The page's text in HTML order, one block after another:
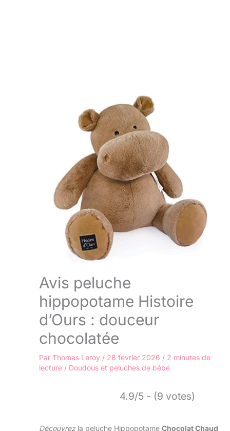
Avis peluche
hippopotame Histoire
d’Ours : douceur
chocolatée
Par Thomas Leroy / 28 février 2026 / 2 minutes de
lecture / Doudous et peluches de bébé
4.9/5 - (9 votes)
Découvrezla peluche Hippopotame Chocolat Chaud